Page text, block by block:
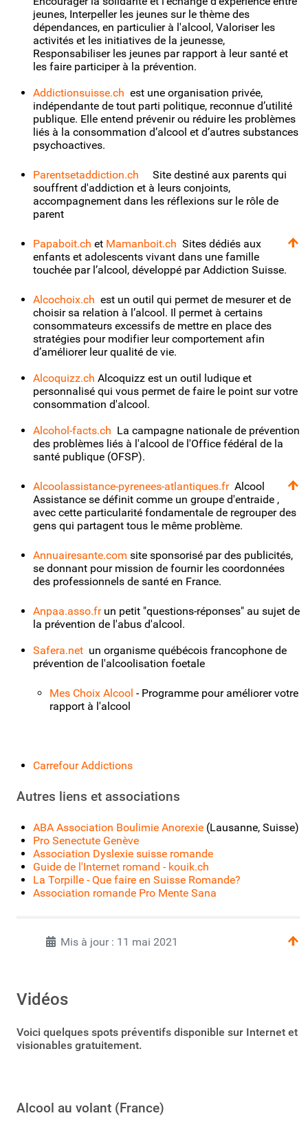
jeunes, Interpeller les jeunes sur le thème des
dépendances, en particulier à l'alcool, Valoriser les
activités et les initiatives de la jeunesse,
Responsabiliser les jeunes par rapport à leur santé et
les faire participer à la prévention.
Addictionsuisse.ch est une organisation privée,
indépendante de tout parti politique, reconnue d’utilité
publique. Elle entend prévenir ou réduire les problèmes
liés à la consommation d’alcool et d’autres substances
psychoactives.
Parentsetaddiction.ch Site destiné aux parents qui
souffrent d'addiction et à leurs conjoints,
accompagnement dans les réflexions sur le rôle de
parent
Papaboit.ch et Mamanboit.ch Sites dédiés aux
enfants et adolescents vivant dans une famille
touchée par l’alcool, développé par Addiction Suisse.
Alcochoix.ch est un outil qui permet de mesurer et de
choisir sa relation à l’alcool. Il permet à certains
consommateurs excessifs de mettre en place des
stratégies pour modifier leur comportement afin
d’améliorer leur qualité de vie.
Alcoquizz.ch Alcoquizz est un outil ludique et
personnalisé qui vous permet de faire le point sur votre
consommation d'alcool.
Alcohol-facts.ch La campagne nationale de prévention
des problèmes liés à l'alcool de l'Office fédéral de la
santé publique (OFSP).
Alcoolassistance-pyrenees-atlantiques.fr Alcool
Assistance se définit comme un groupe d'entraide ,
avec cette particularité fondamentale de regrouper des
gens qui partagent tous le même problème.
Annuairesante.com site sponsorisé par des publicités,
se donnant pour mission de fournir les coordonnées
des professionnels de santé en France.
Anpaa.asso.frun petit "questions-réponses" au sujet de
la prévention de l'abus d'alcool.
Safera.net un organisme québécois francophone de
prévention de l'alcoolisation foetale
Mes Choix Alcool - Programme pour améliorer votre
rapport à l'alcool
Carrefour Addictions
Autres liens et associations
ABA Association Boulimie Anorexie (Lausanne, Suisse)
Pro Senectute Genève
Association Dyslexie suisse romande
Guide de l'Internet romand - kouik.ch
La Torpille - Que faire en Suisse Romande?
Association romande Pro Mente Sana
Mis à jour : 11 mai 2021
Vidéos
Voici quelques spots préventifs disponible sur Internet et
visionables gratuitement.
Alcool au volant (France)